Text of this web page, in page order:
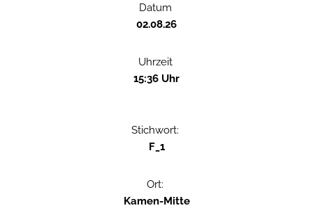
Datum
02.08.26
Uhrzeit
15:36 Uhr
Stichwort:
F_1
Ort:
Kamen-Mitte